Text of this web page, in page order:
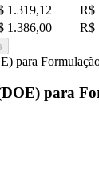
1.319,12 R$
1.386,00 R$
para